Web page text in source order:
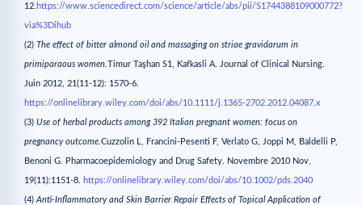
12. https://www.sciencedirect.com/science/article/abs/pii/S1744388109000772?
via%3Dihub
(2) The effect of bitter almond oil and massaging on striae gravidarum in
primiparaous women. Timur Taşhan S1, Kafkasli A. Journal of Clinical Nursing.
Juin 2012, 21(11-12): 1570-6.
https://onlinelibrary.wiley.com/doi/abs/10.1111/j.1365-2702.2012.04087.x
(3) Use of herbal products among 392 Italian pregnant women: focus on
pregnancy outcome. Cuzzolin L, Francini-Pesenti F, Verlato G, Joppi M, Baldelli P,
Benoni G. Pharmacoepidemiology and Drug Safety. Novembre 2010 Nov,
19(11):1151-8. https://onlinelibrary.wiley.com/doi/abs/10.1002/pds.2040
(4) Anti-Inflammatory and Skin Barrier Repair Effects of Topical Application of